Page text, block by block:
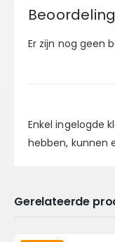
Er zijn nog geen
Enkel ingelogde
hebben, kunnen
Gerelateerde